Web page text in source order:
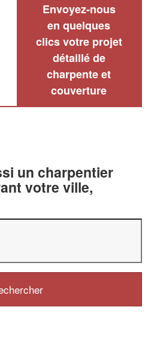
Envoyez-nous
en quelques
clics votre projet
détaillé de
charpente et
couverture
un charpentier
votre ville,